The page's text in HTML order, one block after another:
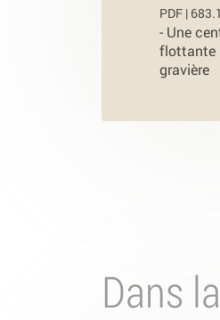
PDF |
- Une
flottante
gravière
Dans